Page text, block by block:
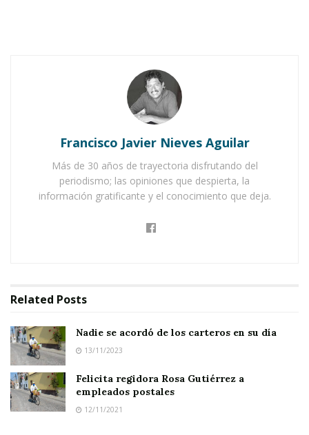
muchos lugares pasó desapercibido el
Día del Cartero, en
gesto que hizo la diferencia.
presidente Memo Ramírez , dedicó un mensaje
especial en sus redes sociales parafelicitar a
Y no es casualidad. El alcalde
proviene de una
familia de carteros
acostumbrados a caminar largas distancias con
la encomienda dellevar noticias, mensajes y
afectoshasta el último rincón del municipio.
Francisco Javier Nieves Aguilar
Más de 30 años de trayectoria disfrutando del
periodismo; las opiniones que despierta, la
información gratificante y el conocimiento que deja.
Related Posts
Nadie se acordó de los carteros en su día
13/11/2023
Felicita regidora Rosa Gutiérrez a
empleados postales
12/11/2021